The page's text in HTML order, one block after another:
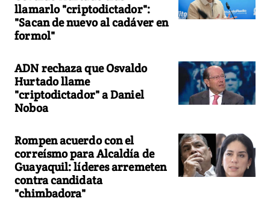
llamarlo "criptodictador":
"Sacan de nuevo al cadáver en
formol"
ADN rechaza que Osvaldo
Hurtado llame
"criptodictador" a Daniel
Noboa
Rompen acuerdo con el
correísmo para Alcaldía de
Guayaquil: líderes arremeten
contra candidata
"chimbadora"